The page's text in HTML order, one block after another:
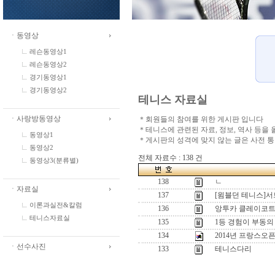
ㆍ동영상
레슨동영상1
레슨동영상2
경기동영상1
경기동영상2
ㆍ사랑방동영상
동영상1
동영상2
동영상3(분류별)
ㆍ자료실
이론과실전&칼럼
테니스자료실
ㆍ선수사진
테니스 자료실
＊회원들의 참여를 위한 게시판 입니다
＊테니스에 관련된 자료, 정보, 역사 등을
＊게시판의 성격에 맞지 않는 글은 사전
전체 자료수 : 138 건
138
ㄴ
137
[윔블던 테니스]
136
앙투카 클레이코
135
1등 경험이 부동
134
2014년 프랑스오
133
테니스다리